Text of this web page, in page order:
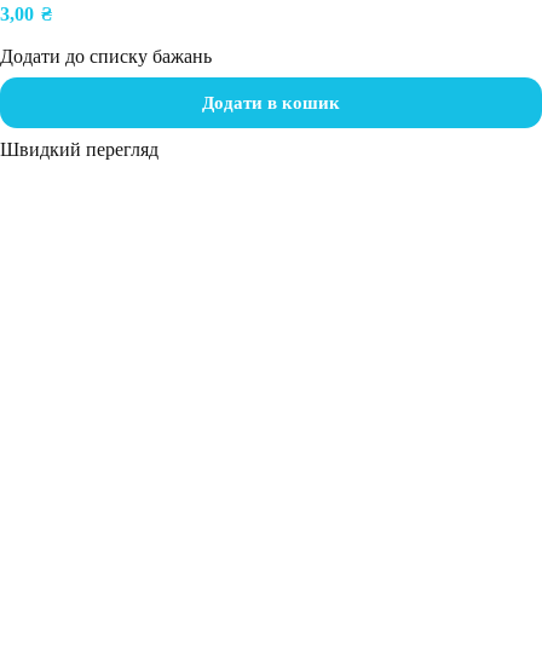
3,00 ₴
Додати до списку бажань
Додати в кошик
Швидкий перегляд